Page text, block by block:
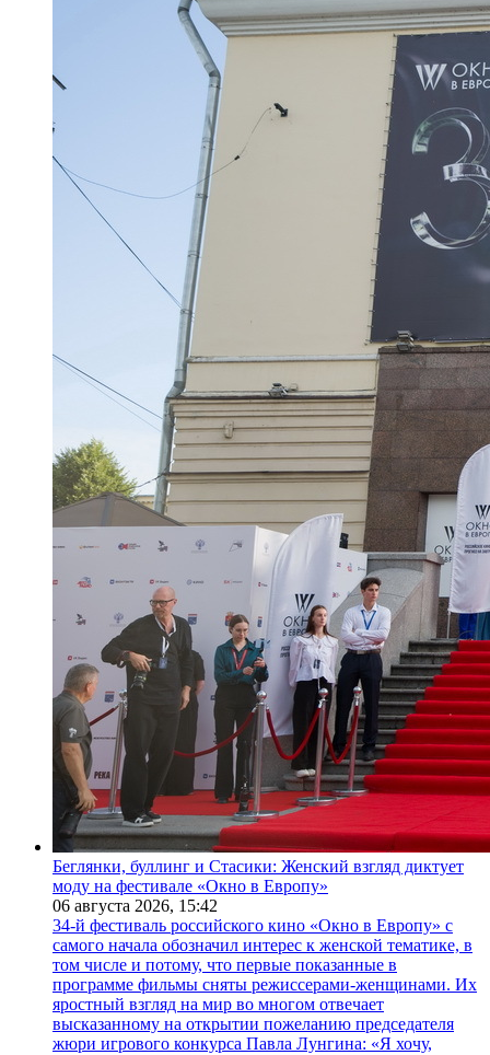
Беглянки, буллинг и Стасики: Женский взгляд диктует
моду на фестивале «Окно в Европу»
06 августа 2026, 15:42
34-й фестиваль российского кино «Окно в Европу» с
самого начала обозначил интерес к женской тематике, в
том числе и потому, что первые показанные в
программе фильмы сняты режиссерами-женщинами. Их
яростный взгляд на мир во многом отвечает
высказанному на открытии пожеланию председателя
жюри игрового конкурса Павла Лунгина: «Я хочу,